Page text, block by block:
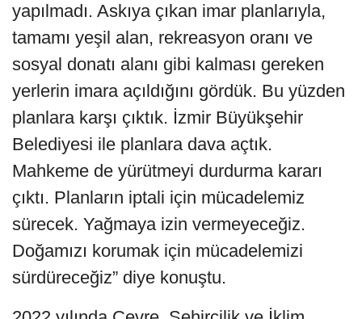
yapılmadı. Askıya çıkan imar planlarıyla,
tamamı yeşil alan, rekreasyon oranı ve
sosyal donatı alanı gibi kalması gereken
yerlerin imara açıldığını gördük. Bu yüzden
planlara karşı çıktık. İzmir Büyükşehir
Belediyesi ile planlara dava açtık.
Mahkeme de yürütmeyi durdurma kararı
çıktı. Planların iptali için mücadelemiz
sürecek. Yağmaya izin vermeyeceğiz.
Doğamızı korumak için mücadelemizi
sürdüreceğiz” diye konuştu.